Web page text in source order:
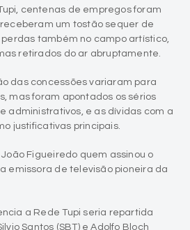
retirados do ar abruptamente.
das concessões variaram para
mas foram apontados os sérios
justificativas principais.
Figueiredo quem assinou o
emissora de televisão pioneira da
a Rede Tupi seria repartida
Santos (SBT) e Adolfo Bloch